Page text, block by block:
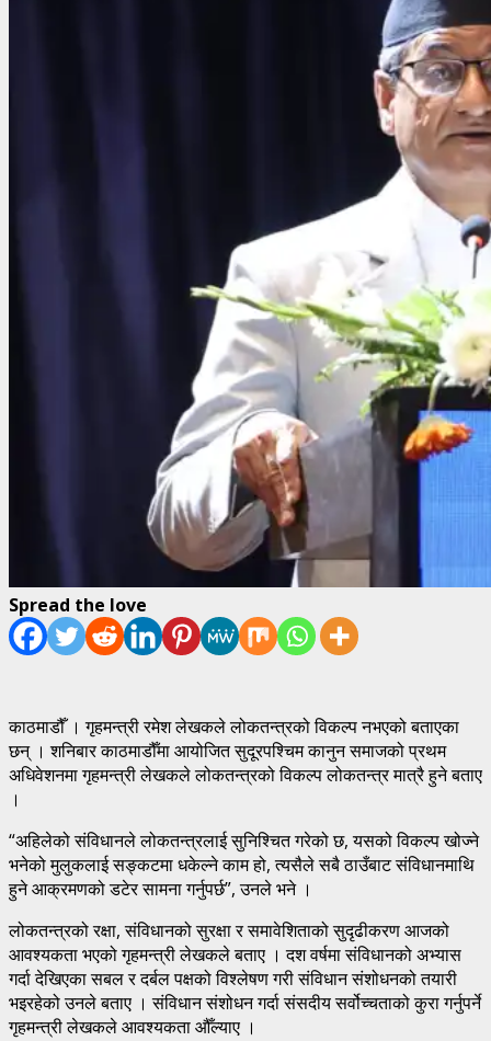
Spread the love
काठमाडौँ । गृहमन्त्री रमेश लेखकले लोकतन्त्रको विकल्प नभएको बताएका
छन् । शनिबार काठमाडौँमा आयोजित सुदूरपश्चिम कानुन समाजको प्रथम
अधिवेशनमा गृहमन्त्री लेखकले लोकतन्त्रको विकल्प लोकतन्त्र मात्रै हुने बताए
।
“अहिलेको संविधानले लोकतन्त्रलाई सुनिश्चित गरेको छ, यसको विकल्प खोज्ने
भनेको मुलुकलाई सङ्कटमा धकेल्ने काम हो, त्यसैले सबै ठाउँबाट संविधानमाथि
हुने आक्रमणको डटेर सामना गर्नुपर्छ”, उनले भने ।
लोकतन्त्रको रक्षा, संविधानको सुरक्षा र समावेशिताको सुदृढीकरण आजको
आवश्यकता भएको गृहमन्त्री लेखकले बताए । दश वर्षमा संविधानको अभ्यास
गर्दा देखिएका सबल र दर्बल पक्षको विश्लेषण गरी संविधान संशोधनको तयारी
भइरहेको उनले बताए । संविधान संशोधन गर्दा संसदीय सर्वोच्चताको कुरा गर्नुपर्ने
गृहमन्त्री लेखकले आवश्यकता औँल्याए ।